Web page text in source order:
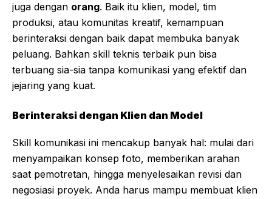
juga dengan orang. Baik itu klien, model, tim
produksi, atau komunitas kreatif, kemampuan
berinteraksi dengan baik dapat membuka banyak
peluang. Bahkan skill teknis terbaik pun bisa
terbuang sia-sia tanpa komunikasi yang efektif dan
jejaring yang kuat.
Berinteraksi dengan Klien dan Model
Skill komunikasi ini mencakup banyak hal: mulai dari
menyampaikan konsep foto, memberikan arahan
saat pemotretan, hingga menyelesaikan revisi dan
negosiasi proyek. Anda harus mampu membuat klien